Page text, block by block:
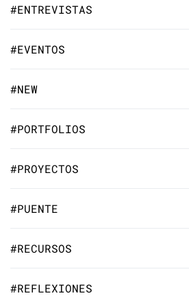
#ENTREVISTAS
#EVENTOS
#NEW
#PORTFOLIOS
#PROYECTOS
#PUENTE
#RECURSOS
#REFLEXIONES